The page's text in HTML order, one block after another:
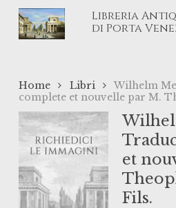
Skip
Libreria
di Porta
Home Libri
Wilhelm
complete et nouvelle par M.
et
Fils.